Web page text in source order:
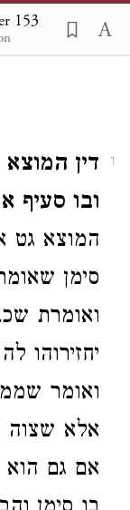
153
1
דין
ובו סעיף
המוצא גט
סימן
ואומרת
יחזירוהו
ואומר
אלא שצוה
אם גם הוא